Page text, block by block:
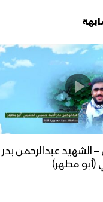
– الشهيد عبدالرحمن بدر
(أبو مطهر)